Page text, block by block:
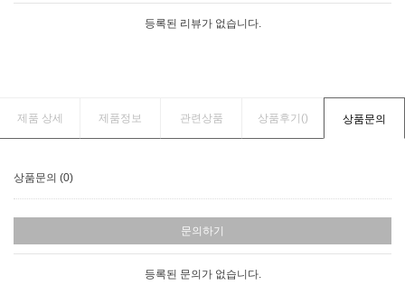
등록된 리뷰가 없습니다.
제품 상세 제품정보 관련상품 상품후기() 상품문의
상품문의 (0)
문의하기
등록된 문의가 없습니다.